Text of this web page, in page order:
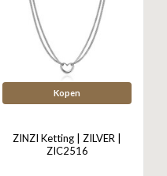
Kopen
ZINZI Ketting | ZILVER |
ZIC2516